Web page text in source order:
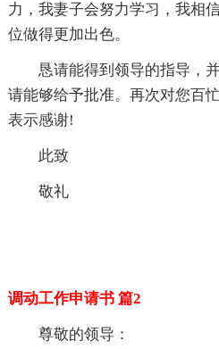
力，我妻子会努力学习，我相
位做得更加出色。
恳请能得到领导的指导，
请能够给予批准。再次对您百
表示感谢!
此致
敬礼
调动工作申请书 篇2
尊敬的领导：